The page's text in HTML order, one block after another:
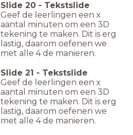
Slide 20 - Tekstslide
Geef de leerlingen een x
aantal minuten om een 3D
tekening te maken. Dit is erg
lastig, daarom oefenen we
met alle 4 de manieren.
Slide 21 - Tekstslide
Geef de leerlingen een x
aantal minuten om een 3D
tekening te maken. Dit is erg
lastig, daarom oefenen we
met alle 4 de manieren.